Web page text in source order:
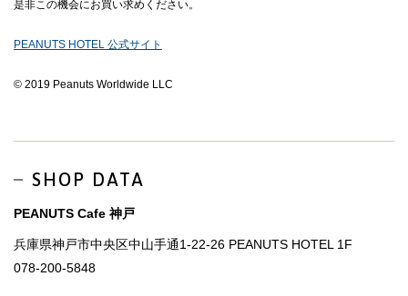
是非この機会にお買い求めください。
PEANUTS HOTEL 公式サイト
© 2019 Peanuts Worldwide LLC
SHOP DATA
PEANUTS Cafe 神戸
兵庫県神戸市中央区中山手通1-22-26 PEANUTS HOTEL 1F
078-200-5848